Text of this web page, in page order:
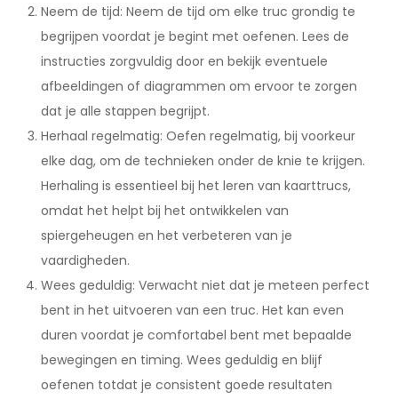
Neem de tijd: Neem de tijd om elke truc grondig te
begrijpen voordat je begint met oefenen. Lees de
instructies zorgvuldig door en bekijk eventuele
afbeeldingen of diagrammen om ervoor te zorgen
dat je alle stappen begrijpt.
Herhaal regelmatig: Oefen regelmatig, bij voorkeur
elke dag, om de technieken onder de knie te krijgen.
Herhaling is essentieel bij het leren van kaarttrucs,
omdat het helpt bij het ontwikkelen van
spiergeheugen en het verbeteren van je
vaardigheden.
Wees geduldig: Verwacht niet dat je meteen perfect
bent in het uitvoeren van een truc. Het kan even
duren voordat je comfortabel bent met bepaalde
bewegingen en timing. Wees geduldig en blijf
oefenen totdat je consistent goede resultaten